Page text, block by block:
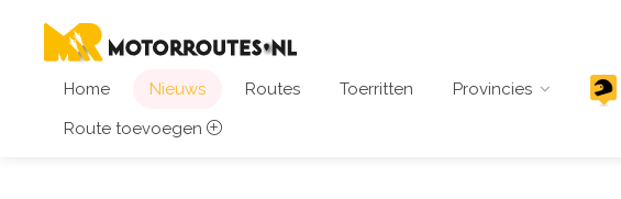
Home Nieuws Routes Toerritten Provincies
Route toevoegen